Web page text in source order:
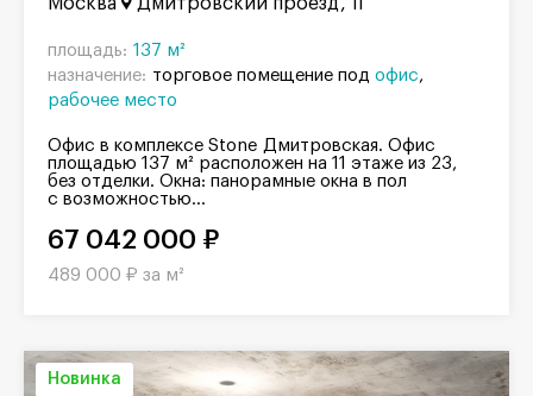
площадь: 137 м²
назначение: торговое помещение под офис
рабочее место
Офис в комплексе Stone Дмитровская. Офис
площадью 137 м² расположен на 11 этаже из 23,
без отделки. Окна: панорамные окна в пол
с возможностью...
67 042 000 ₽
489 000 ₽ за м²
Новинка